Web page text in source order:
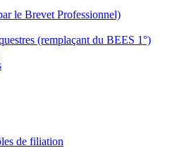
le Brevet Professionnel)
(remplaçant du BEES 1°)
de filiation